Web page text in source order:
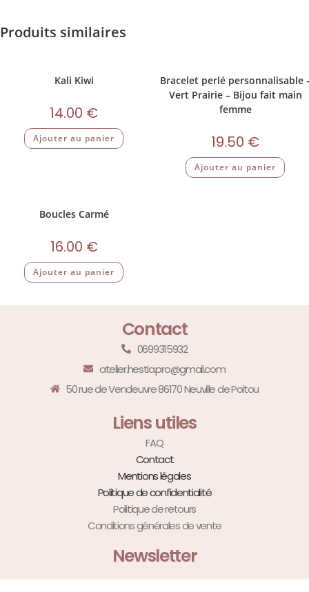
Produits similaires
Kali Kiwi
14.00 €
Ajouter au panier
Bracelet perlé personnalisable
Vert Prairie – Bijou fait main
femme
19.50 €
Ajouter au panier
Boucles Carmé
16.00 €
Ajouter au panier
Contact
0699315932
atelier.hestia.pro@gmail.com
50 rue de Vendeuvre 86170 Neuville de Poitou
Liens utiles
FAQ
Contact
Mentions légales
Politique de confidentialité
Politique de retours
Conditions générales de vente
Newsletter